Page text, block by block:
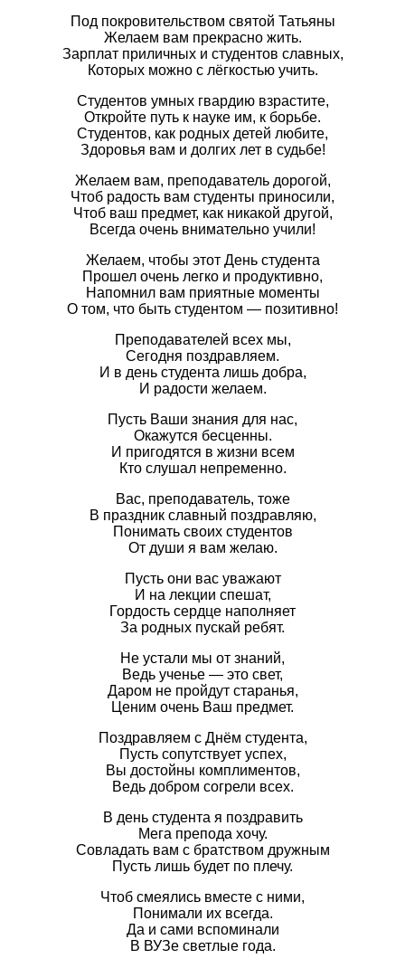
Под покровительством святой Татьяны
Желаем вам прекрасно жить.
Зарплат приличных и студентов славных,
Которых можно с лёгкостью учить.
Студентов умных гвардию взрастите,
Откройте путь к науке им, к борьбе.
Студентов, как родных детей любите,
Здоровья вам и долгих лет в судьбе!
Желаем вам, преподаватель дорогой,
Чтоб радость вам студенты приносили,
Чтоб ваш предмет, как никакой другой,
Всегда очень внимательно учили!
Желаем, чтобы этот День студента
Прошел очень легко и продуктивно,
Напомнил вам приятные моменты
О том, что быть студентом — позитивно!
Преподавателей всех мы,
Сегодня поздравляем.
И в день студента лишь добра,
И радости желаем.
Пусть Ваши знания для нас,
Окажутся бесценны.
И пригодятся в жизни всем
Кто слушал непременно.
Вас, преподаватель, тоже
В праздник славный поздравляю,
Понимать своих студентов
От души я вам желаю.
Пусть они вас уважают
И на лекции спешат,
Гордость сердце наполняет
За родных пускай ребят.
Не устали мы от знаний,
Ведь ученье — это свет,
Даром не пройдут старанья,
Ценим очень Ваш предмет.
Поздравляем с Днём студента,
Пусть сопутствует успех,
Вы достойны комплиментов,
Ведь добром согрели всех.
В день студента я поздравить
Мега препода хочу.
Совладать вам с братством дружным
Пусть лишь будет по плечу.
Чтоб смеялись вместе с ними,
Понимали их всегда.
Да и сами вспоминали
В ВУЗе светлые года.